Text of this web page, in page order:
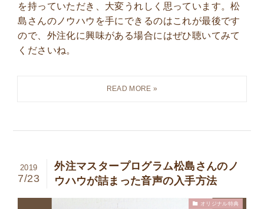
を持っていただき、大変うれしく思っています。松
島さんのノウハウを手にできるのはこれが最後です
ので、外注化に興味がある場合にはぜひ聴いてみて
くださいね。
外注マスタープログラム松島さんのノ
ウハウが詰まった音声の入手方法
2019
7/23
オリジナル特典